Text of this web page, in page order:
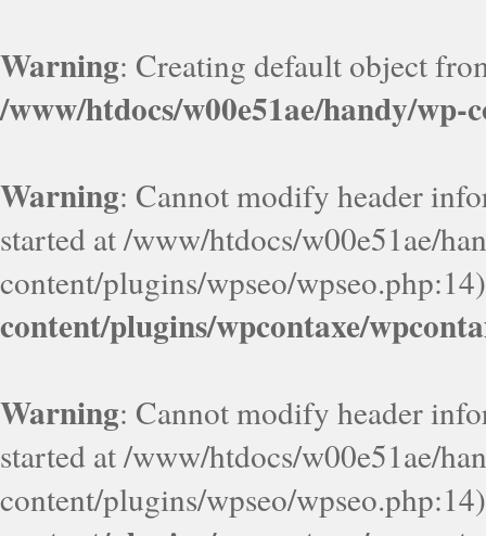
Warning: Creating default object
/www/htdocs/w00e51ae/handy/wp-
Warning: Cannot modify header
started at /www/htdocs/w00e51ae/
content/plugins/wpseo/
content/plugins/wpcontaxe/
Warning: Cannot modify header
started at /www/htdocs/w00e51ae/
content/plugins/wpseo/